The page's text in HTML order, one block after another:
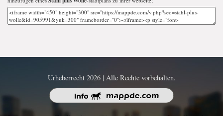
Urheberrecht 2026 | Alle Rechte vorbehalten.